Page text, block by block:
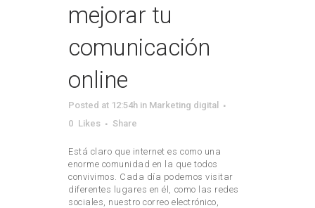
mejorar tu
comunicación
online
Posted at 12:54h in Marketing digital
0 Likes Share
Está claro que internet es como una
enorme comunidad en la que todos
convivimos. Cada día podemos visitar
diferentes lugares en él, como las redes
sociales, nuestro correo electrónico,